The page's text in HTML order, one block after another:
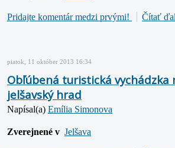
Pridajte komentár medzi prvými! Čítať
piatok, 11 október 2013 16:34
Obľúbená turistická vychádzka
jelšavský hrad
Napísal(a) Emília Simonova
Zverejnené v Jelšava